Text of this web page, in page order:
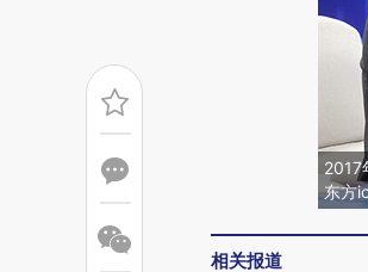
2017
东方
相关报道